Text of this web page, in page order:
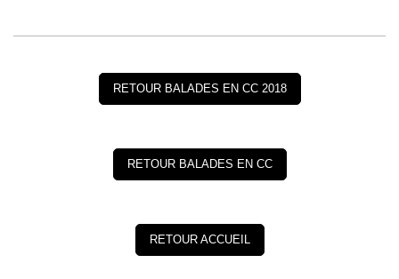
RETOUR BALADES EN CC 2018
RETOUR BALADES EN CC
RETOUR ACCUEIL